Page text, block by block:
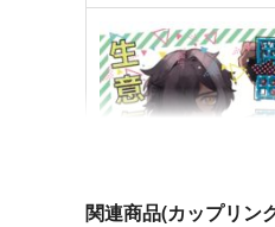
関連商品(カップリン